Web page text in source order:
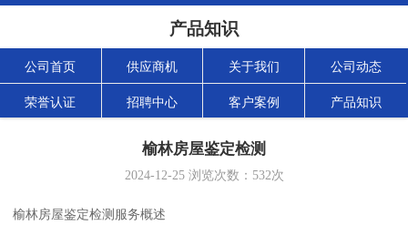
产品知识
公司首页 供应商机 关于我们 公司动态
荣誉认证 招聘中心 客户案例 产品知识
榆林房屋鉴定检测
2024-12-25浏览次数： 532次
榆林房屋鉴定检测服务概述